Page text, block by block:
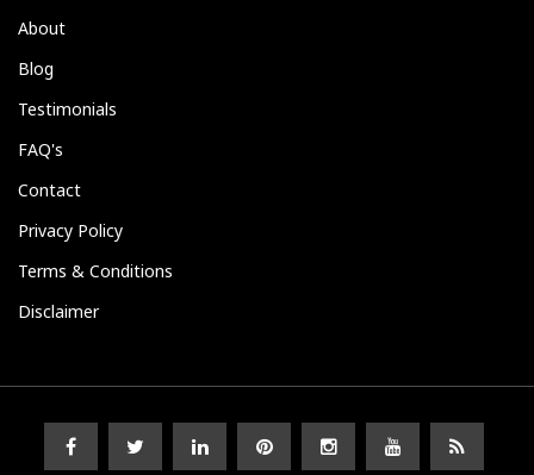
About
Blog
Testimonials
FAQ's
Contact
Privacy Policy
Terms & Conditions
Disclaimer